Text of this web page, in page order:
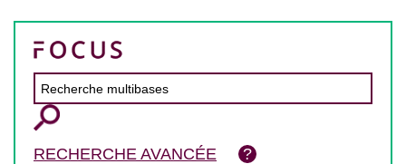
RECHERCHE AVANCÉE